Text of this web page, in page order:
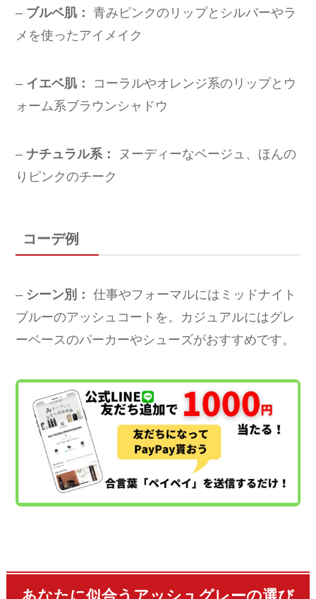
– ブルベ肌： 青みピンクのリップとシルバーやラ
メを使ったアイメイク
– イエベ肌：
コーラルやオレンジ系のリップとウ
ォーム系ブラウンシャドウ
–ナチュラル系：
ヌーディーなベージュ、ほんの
りピンクのチーク
コーデ例
– シーン別： 仕事やフォーマルにはミッドナイト
ブルーのアッシュコートを。カジュアルにはグレ
ーベースのパーカーやシューズがおすすめです。